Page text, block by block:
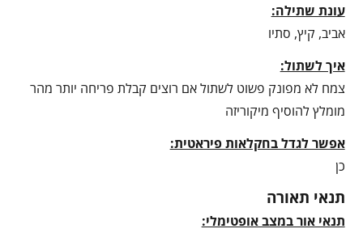
עונת שתילה:
אביב, קיץ, סתיו
איך לשתול:
צמח לא מפונק פשוט לשתול אם רוצים קבלת פריחה יותר מהר
מומלץ להוסיף מיקוריזה
אפשר לגדל בחקלאות פיראטית:
כן
תנאי תאורה
תנאי אור במצב אופטימלי: